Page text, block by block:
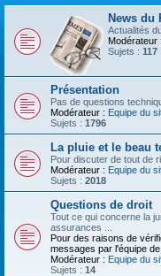
News du
Actualités
Modérateur :
Sujets : 117
Présentation
Pas de questions
Modérateur : Equipe du
Sujets : 1796
La pluie et le beau
Pour discuter de tout de
Modérateur : Equipe du
Sujets : 2018
Questions de droit
Tout ce qui concerne la
assurances ...
Pour des raisons de
messages par l'équipe
Modérateur : Equipe du
Sujets : 14